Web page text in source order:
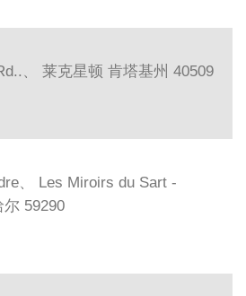
、 莱克星顿 肯塔基州 40509
、 Les Miroirs du Sart -
尔 59290